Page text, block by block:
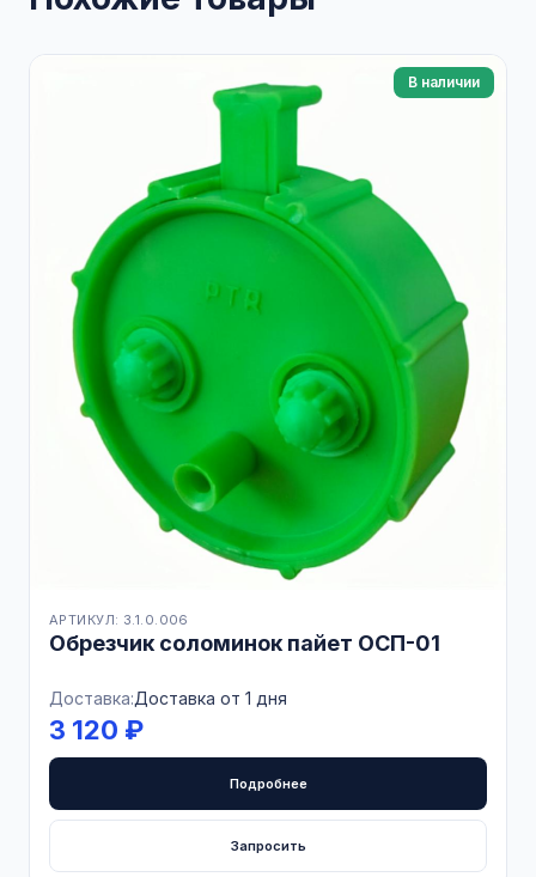
В наличии
АРТИКУЛ: 3.1.0.006
Обрезчик соломинок пайет ОСП-01
Доставка:Доставка от 1 дня
3 120 ₽
Подробнее
Запросить